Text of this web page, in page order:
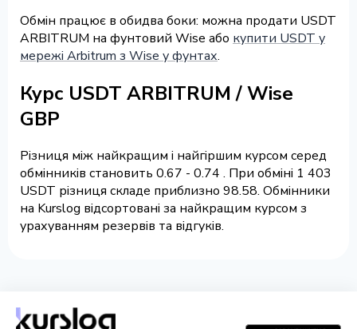
Обмін працює в обидва боки: можна продати USDT
ARBITRUM на фунтовий Wise або купити USDT у
мережі Arbitrum з Wise у фунтах.
Курс USDT ARBITRUM / Wise
GBP
Різниця між найкращим і найгіршим курсом серед
обмінників становить 0.67 - 0.74 . При обміні 1 403
USDT різниця складе приблизно 98.58. Обмінники
на Kurslog відсортовані за найкращим курсом з
урахуванням резервів та відгуків.